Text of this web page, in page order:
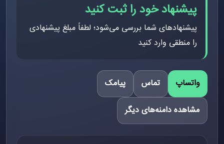
پیشنهاد خود را ثبت کنید
پیشنهادهای شما بررسی می‌شود؛ لطفاً مبلغ پیشنهادی
را منطقی وارد کنید
واتساپ تماس
پیامک
مشاهده دامنه‌های دیگر